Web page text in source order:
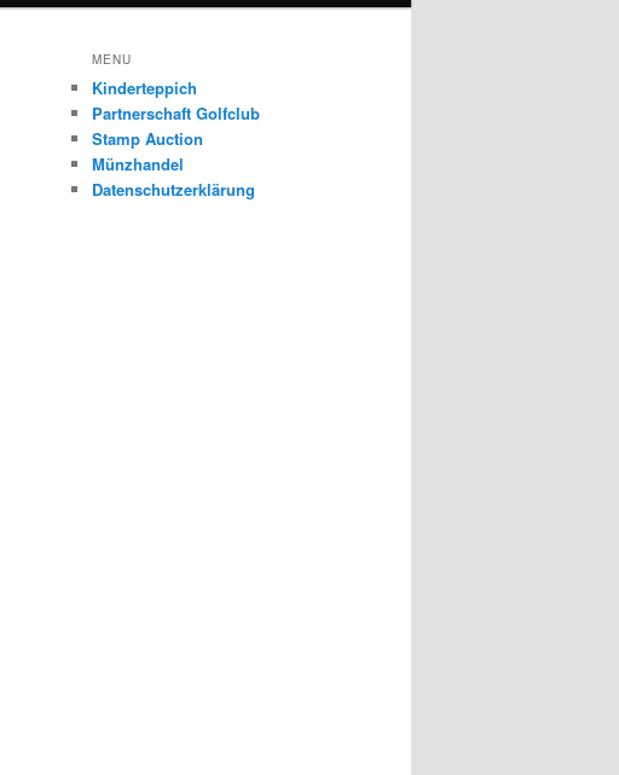
MENU
Kinderteppich
Partnerschaft Golfclub
Stamp Auction
Münzhandel
Datenschutzerklärung